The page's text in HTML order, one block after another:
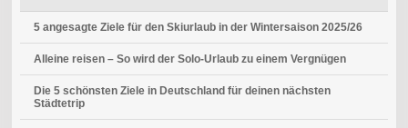
5 angesagte Ziele für den Skiurlaub in der Wintersaison 2025/26
Alleine reisen – So wird der Solo-Urlaub zu einem Vergnügen
Die 5 schönsten Ziele in Deutschland für deinen nächsten
Städtetrip